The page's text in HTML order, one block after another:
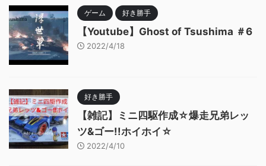
ゲーム 好き勝手
【Youtube】Ghost of Tsushima ＃6
2022/4/18
好き勝手
【雑記】ミニ四駆作成☆爆走兄弟レッ
ツ&ゴー!!ホイホイ☆
2022/4/10